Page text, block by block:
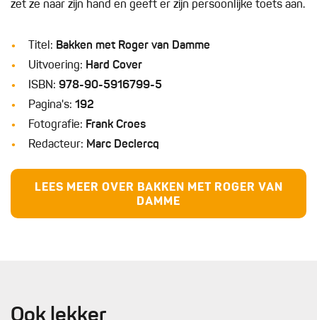
zet ze naar zijn hand en geeft er zijn persoonlijke toets aan.
Titel: Bakken met Roger van Damme
Uitvoering: Hard Cover
ISBN: 978-90-5916799-5
Pagina's: 192
Fotografie: Frank Croes
Redacteur: Marc Declercq
LEES MEER OVER BAKKEN MET ROGER VAN
DAMME